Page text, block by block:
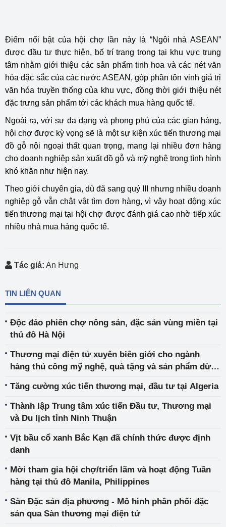
Điểm nổi bật của hội chợ lần này là “Ngôi nhà ASEAN”
được đầu tưthực hiện, bố trí trang trọng tại khu vực trung
tâm nhằm giới thiệu các sản phẩm tinh hoa và các nét văn
hóa đặc sắc của các nước ASEAN, góp phần tôn vinh giá trị
văn hóa truyền thống của khu vực, đồng thời giới thiệu nét
đặc trưng sản phẩm tới các khách mua hàng quốc tế.
Ngoài ra, với sự đa dạng và phong phú của các gian hàng,
hội chợ được kỳ vọng sẽ là một sự kiện xúc tiến thương mại
đồ gỗ nội ngoại thất quan trọng, mang lại nhiều đơn hàng
cho doanh nghiệp sản xuất đồ gỗ và mỹ nghệ trong tình hình
khó khăn như hiện nay.
Theo giới chuyên gia, dù đã sang quý III nhưng nhiều doanh
nghiệp gỗ vẫn chật vật tìm đơn hàng, vì vậy hoạt động xúc
tiến thương mại tại hội chợ được đánh giá cao nhờ tiếp xúc
nhiều nhà mua hàng quốc tế.
Tác giả: An Hưng
TIN LIÊN QUAN
Độc đáo phiên chợ nông sản, đặc sản vùng miền tại
thủ đô Hà Nội
Thương mại điện tử xuyên biên giới cho ngành
hàng thủ công mỹ nghệ, quà tặng và sản phẩm dừa -
Tăng cường xúc tiến thương mại, đầu tư tại Algeria
Thành lập Trung tâm xúc tiến Đầu tư, Thương mại
và Du lịch tỉnh Ninh Thuận
Vịt bầu cổ xanh Bắc Kạn đã chính thức được định
danh
Mời tham gia hội chợ/triển lãm và hoạt động Tuần
hàng tại thủ đô Manila, Philippines
Sàn Đặc sản địa phương - Mô hình phân phối đặc
sản qua Sàn thương mại điện tử